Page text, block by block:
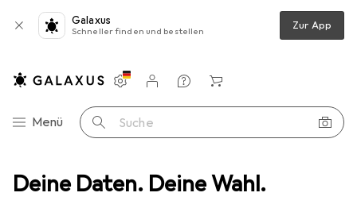
Deine Daten. Deine Wahl.
Galaxus
Schneller finden und bestellen Zur App
Navigation nach Kategorien
Menü Suche
Einstellungen
Kundenkonto
Vergleichslisten
Merklisten
Warenkorb
Barcode Scanner Zubehör Zebra Cable Shield USB Ser A Connect